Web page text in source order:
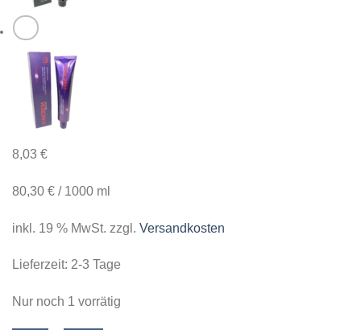
8,03 €
80,30 € / 1000 ml
inkl. 19 % MwSt. zzgl. Versandkosten
Lieferzeit: 2-3 Tage
Nur noch 1 vorrätig